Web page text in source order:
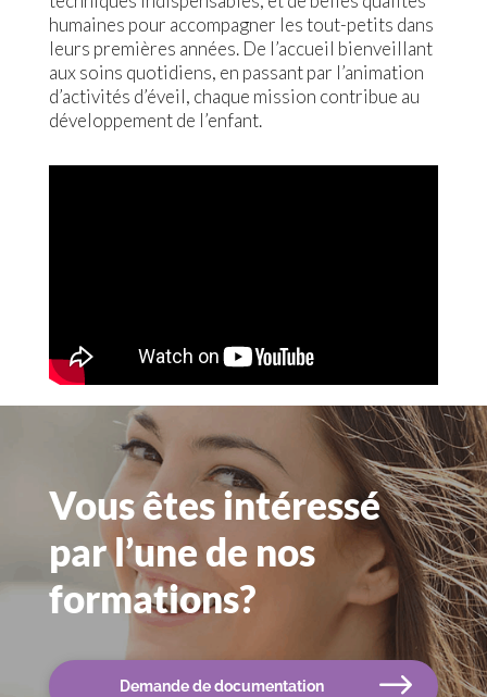
humaines pour accompagner les tout-petits dans
leurs premières années. De l’accueil bienveillant
aux soins quotidiens, en passant par l’animation
d’activités d’éveil, chaque mission contribue au
développement de l’enfant.
Vous êtes intéressé
par l’une de nos
formations?
Demande de documentation